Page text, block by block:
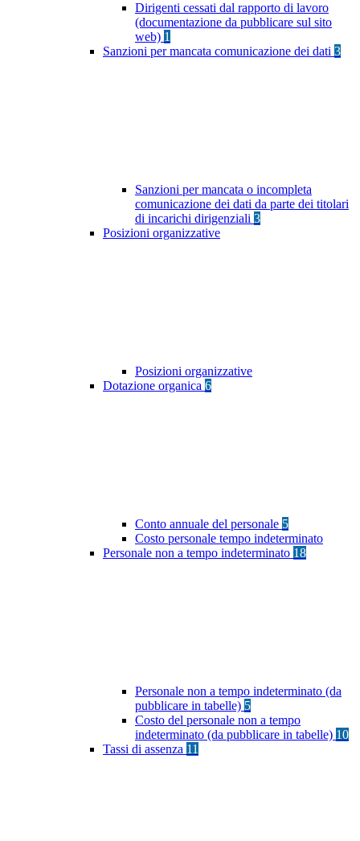
Dirigenti cessati dal rapporto di lavoro
(documentazione da pubblicare sul sito
web) 1
Sanzioni per mancata comunicazione dei dati 3
Sanzioni per mancata o incompleta
comunicazione dei dati da parte dei titolari
di incarichi dirigenziali 3
Posizioni organizzative
Posizioni organizzative
Dotazione organica 6
Conto annuale del personale 5
Costo personale tempo indeterminato
Personale non a tempo indeterminato 18
Personale non a tempo indeterminato (da
pubblicare in tabelle) 5
Costo del personale non a tempo
indeterminato (da pubblicare in tabelle) 10
Tassi di assenza 11